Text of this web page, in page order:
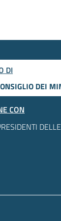
DI
DEI
CON